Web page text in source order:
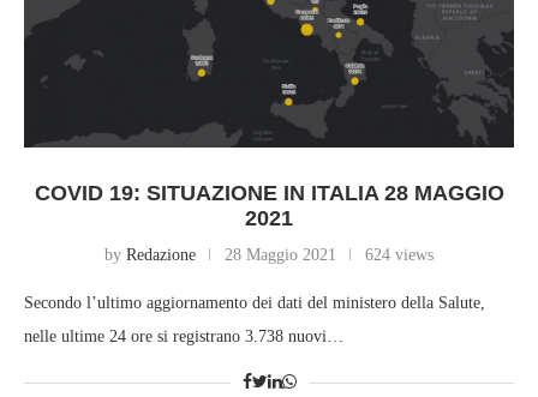
COVID 19: SITUAZIONE IN ITALIA 28 MAGGIO
2021
by Redazione 28 Maggio 2021 624 views
Secondo l’ultimo aggiornamento dei dati del ministero della Salute,
nelle ultime 24 ore si registrano 3.738 nuovi…